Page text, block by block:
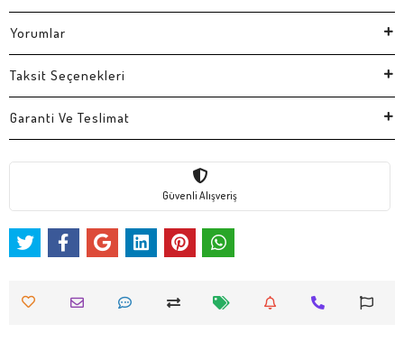
Yorumlar
Taksit Seçenekleri
Garanti Ve Teslimat
Güvenli Alışveriş